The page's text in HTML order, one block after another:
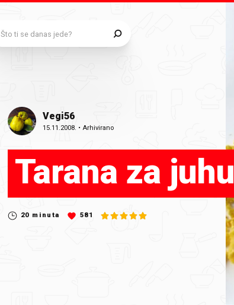
Vegi56
15.11.2008. •Arhivirano
Tarana za juhu
20 minuta 581
Što ti se danas jede?